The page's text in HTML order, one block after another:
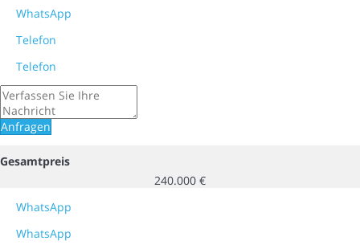
WhatsApp
Telefon
Telefon
Anfragen
Gesamtpreis
240.000 €
WhatsApp
WhatsApp